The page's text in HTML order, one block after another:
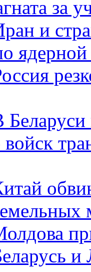
за
и
войск